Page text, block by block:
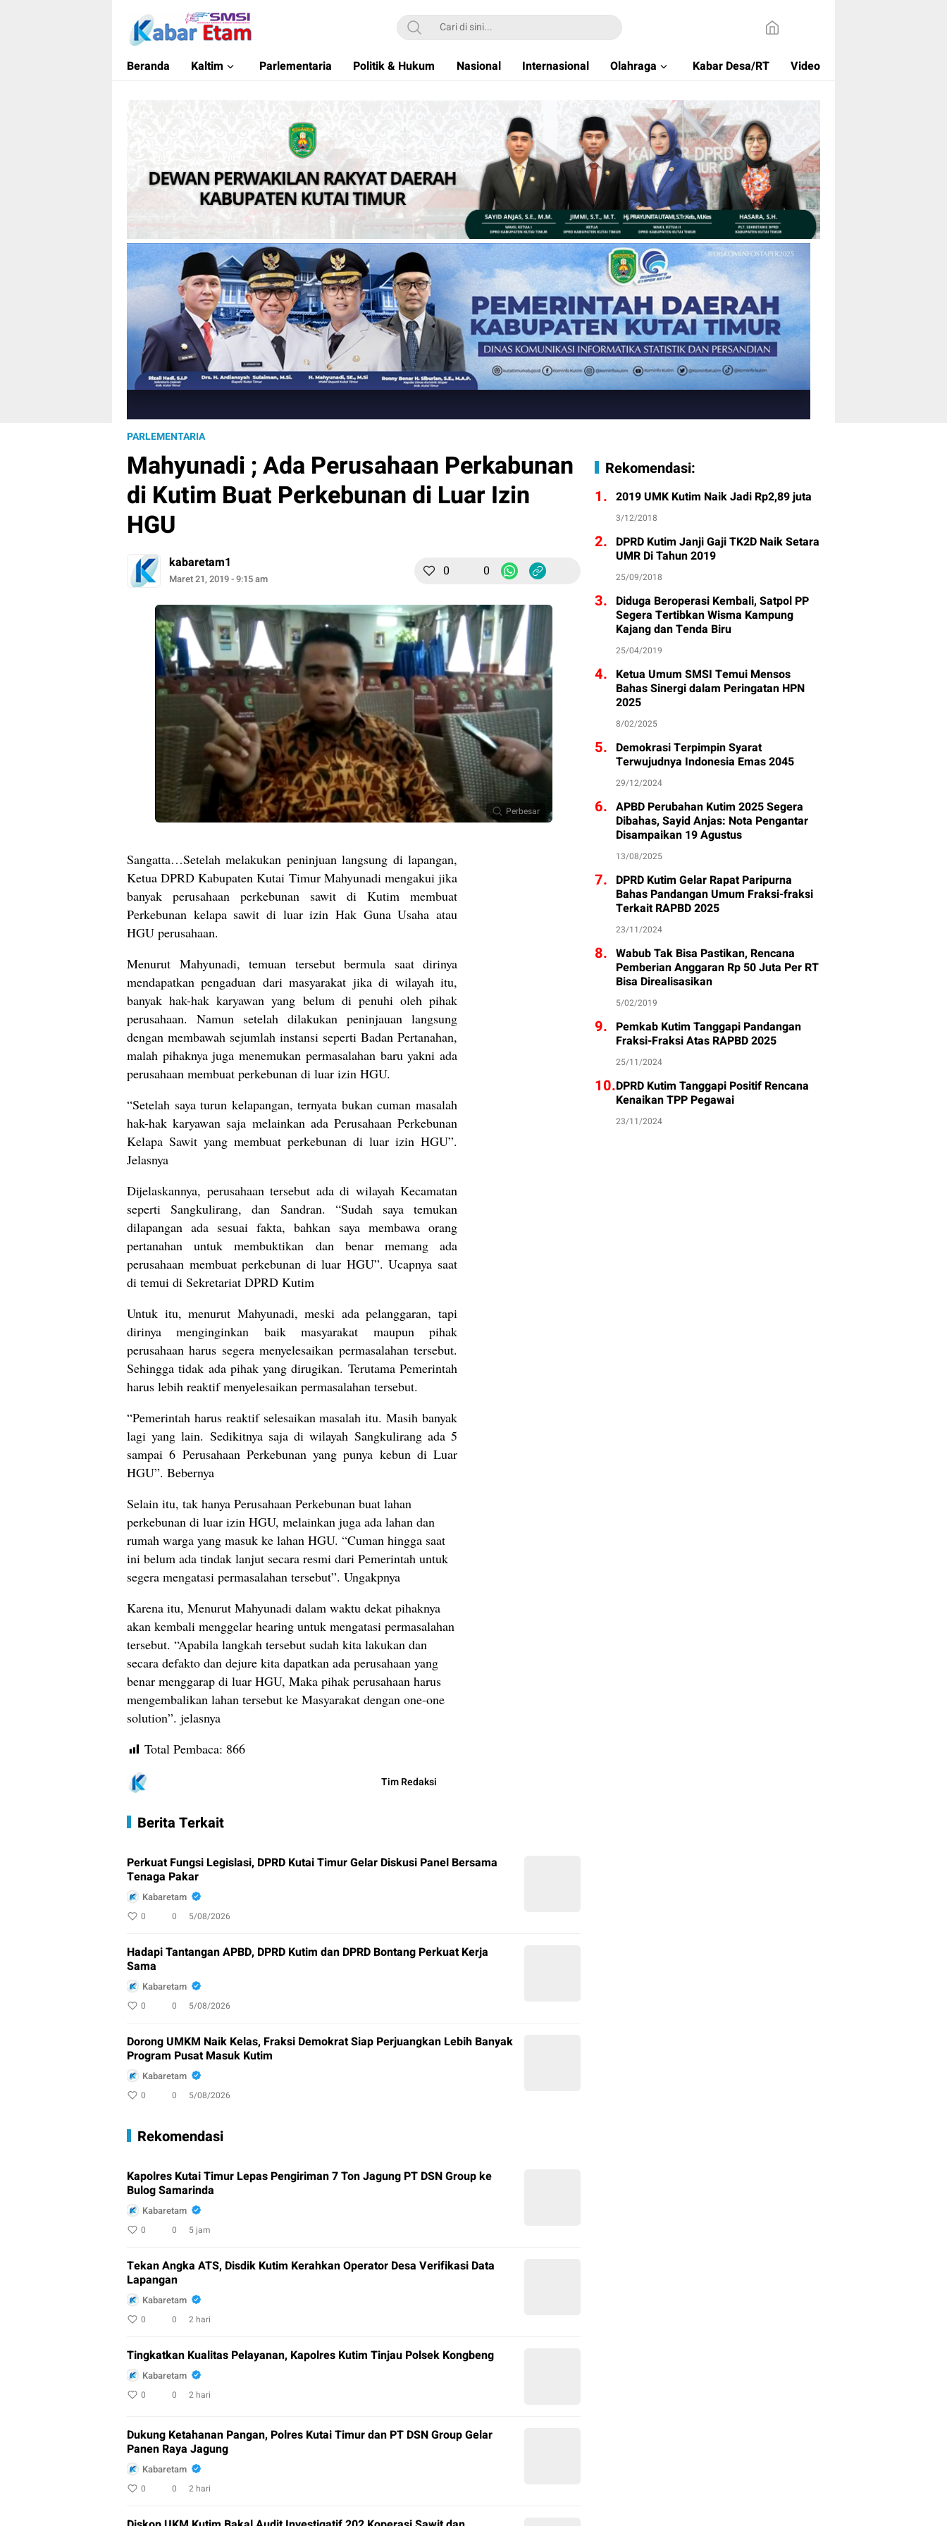
Kabar Etam
Akurat dan Terpercaya
Beranda Kaltim Parlementaria Politik & Hukum Nasional Internasional Olahraga Kabar Desa/RT Video
PARLEMENTARIA
Mahyunadi ; Ada Perusahaan Perkabunan
di Kutim Buat Perkebunan di Luar Izin
HGU
kabaretam1
Maret 21, 2019 - 9:15 am 0 0
Perbesar
Sangatta…Setelah melakukan peninjuan langsung di lapangan,
Ketua DPRD Kabupaten Kutai Timur Mahyunadi mengakui jika
banyak perusahaan perkebunan sawit di Kutim membuat
Perkebunan kelapa sawit di luar izin Hak Guna Usaha atau
HGU perusahaan.
Menurut Mahyunadi, temuan tersebut bermula saat dirinya
mendapatkan pengaduan dari masyarakat jika di wilayah itu,
banyak hak-hak karyawan yang belum di penuhi oleh pihak
perusahaan. Namun setelah dilakukan peninjauan langsung
dengan membawah sejumlah instansi seperti Badan Pertanahan,
malah pihaknya juga menemukan permasalahan baru yakni ada
perusahaan membuat perkebunan di luar izin HGU.
“Setelah saya turun kelapangan, ternyata bukan cuman masalah
hak-hak karyawan saja melainkan ada Perusahaan Perkebunan
Kelapa Sawit yang membuat perkebunan di luar izin HGU”.
Jelasnya
Dijelaskannya, perusahaan tersebut ada di wilayah Kecamatan
seperti Sangkulirang, dan Sandran. “Sudah saya temukan
dilapangan ada sesuai fakta, bahkan saya membawa orang
pertanahan untuk membuktikan dan benar memang ada
perusahaan membuat perkebunan di luar HGU”. Ucapnya saat
di temui di Sekretariat DPRD Kutim
Untuk itu, menurut Mahyunadi, meski ada pelanggaran, tapi
dirinya menginginkan baik masyarakat maupun pihak
perusahaan harus segera menyelesaikan permasalahan tersebut.
Sehingga tidak ada pihak yang dirugikan. Terutama Pemerintah
harus lebih reaktif menyelesaikan permasalahan tersebut.
“Pemerintah harus reaktif selesaikan masalah itu. Masih banyak
lagi yang lain. Sedikitnya saja di wilayah Sangkulirang ada 5
sampai 6 Perusahaan Perkebunan yang punya kebun di Luar
HGU”. Bebernya
Selain itu, tak hanya Perusahaan Perkebunan buat lahan
perkebunan di luar izin HGU, melainkan juga ada lahan dan
rumah warga yang masuk ke lahan HGU. “Cuman hingga saat
ini belum ada tindak lanjut secara resmi dari Pemerintah untuk
segera mengatasi permasalahan tersebut”. Ungakpnya
Karena itu, Menurut Mahyunadi dalam waktu dekat pihaknya
akan kembali menggelar hearing untuk mengatasi permasalahan
tersebut. “Apabila langkah tersebut sudah kita lakukan dan
secara defakto dan dejure kita dapatkan ada perusahaan yang
benar menggarap di luar HGU, Maka pihak perusahaan harus
mengembalikan lahan tersebut ke Masyarakat dengan one-one
solution”. jelasnya
Total Pembaca: 866
Tim Redaksi
Berita Terkait
Perkuat Fungsi Legislasi, DPRD Kutai Timur Gelar Diskusi Panel Bersama
Tenaga Pakar
Kabaretam
0 0 5/08/2026
Hadapi Tantangan APBD, DPRD Kutim dan DPRD Bontang Perkuat Kerja
Sama
Kabaretam
0 0 5/08/2026
Dorong UMKM Naik Kelas, Fraksi Demokrat Siap Perjuangkan Lebih Banyak
Program Pusat Masuk Kutim
Kabaretam
0 0 5/08/2026
Rekomendasi
Kapolres Kutai Timur Lepas Pengiriman 7 Ton Jagung PT DSN Group ke
Bulog Samarinda
Kabaretam
0 0 5 jam
Tekan Angka ATS, Disdik Kutim Kerahkan Operator Desa Verifikasi Data
Lapangan
Kabaretam
0 0 2 hari
Tingkatkan Kualitas Pelayanan, Kapolres Kutim Tinjau Polsek Kongbeng
Kabaretam
0 0 2 hari
Dukung Ketahanan Pangan, Polres Kutai Timur dan PT DSN Group Gelar
Panen Raya Jagung
Kabaretam
0 0 2 hari
Rekomendasi:
1. 2019 UMK Kutim Naik Jadi Rp2,89 juta
3/12/2018
2. DPRD Kutim Janji Gaji TK2D Naik Setara
UMR Di Tahun 2019
25/09/2018
3. Diduga Beroperasi Kembali, Satpol PP
Segera Tertibkan Wisma Kampung
Kajang dan Tenda Biru
25/04/2019
4. Ketua Umum SMSI Temui Mensos
Bahas Sinergi dalam Peringatan HPN
2025
8/02/2025
5. Demokrasi Terpimpin Syarat
Terwujudnya Indonesia Emas 2045
29/12/2024
6. APBD Perubahan Kutim 2025 Segera
Dibahas, Sayid Anjas: Nota Pengantar
Disampaikan 19 Agustus
13/08/2025
7. DPRD Kutim Gelar Rapat Paripurna
Bahas Pandangan Umum Fraksi-fraksi
Terkait RAPBD 2025
23/11/2024
8. Wabub Tak Bisa Pastikan, Rencana
Pemberian Anggaran Rp 50 Juta Per RT
Bisa Direalisasikan
5/02/2019
9. Pemkab Kutim Tanggapi Pandangan
Fraksi-Fraksi Atas RAPBD 2025
25/11/2024
10.DPRD Kutim Tanggapi Positif Rencana
Kenaikan TPP Pegawai
23/11/2024